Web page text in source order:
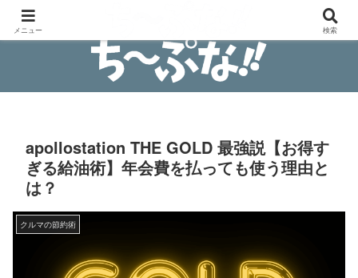
apollostation THE GOLD 最強説【お得す
ぎる給油術】年会費を払っても使う理由と
は？
クルマの節約術
メニュー 検索